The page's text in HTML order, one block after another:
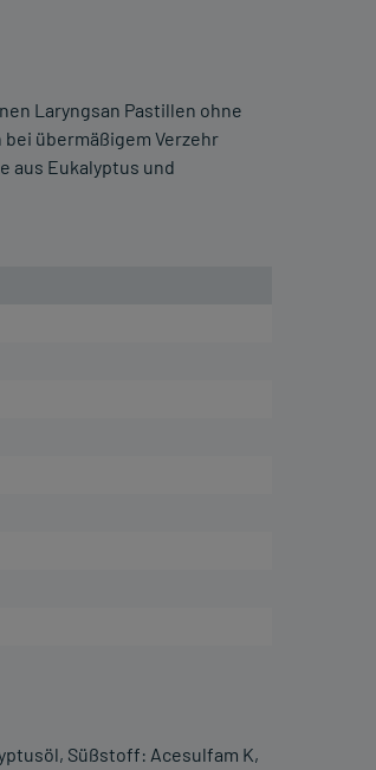
Laryngsan Pastillen ohne
übermäßigem Verzehr
aus Eukalyptus und
Süßstoff: Acesulfam K,